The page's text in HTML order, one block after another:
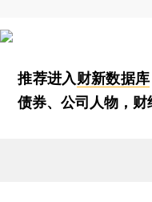
推荐进入财新数据库
债券、公司人物，财